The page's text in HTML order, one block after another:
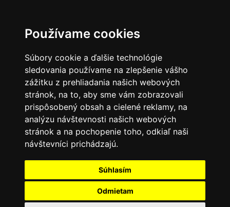
Používame cookies
Súbory cookie a ďalšie technológie
sledovania používame na zlepšenie vášho
zážitku z prehliadania našich webových
stránok, na to, aby sme vám zobrazovali
prispôsobený obsah a cielené reklamy, na
analýzu návštevnosti našich webových
stránok a na pochopenie toho, odkiaľ naši
návštevníci prichádzajú.
Súhlasím
Odmietam